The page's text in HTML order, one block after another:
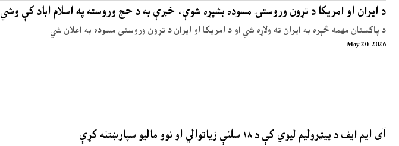
د ایران او امریکا د تړون وروستۍ مسوده بشپړه شوې، خبرې به د حج وروسته په اسلام اباد کې وشي
د پاکستان مهمه څېره به ایران ته ولاړه شي او د امریکا او ایران د تړون وروستی مسوده به اعلان شي
May 20, 2026
آی ایم ایف د پیټرولیم لیوي کې د ۱۸ سلنې زیاتوالي او نوو مالیو سپارښتنه کړې